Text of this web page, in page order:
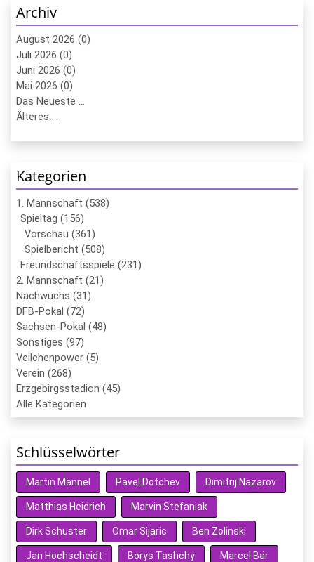
Archiv
August 2026 (0)
Juli 2026 (0)
Juni 2026 (0)
Mai 2026 (0)
Das Neueste ...
Älteres ...
Kategorien
1. Mannschaft (538)
Spieltag (156)
Vorschau (361)
Spielbericht (508)
Freundschaftsspiele (231)
2. Mannschaft (21)
Nachwuchs (31)
DFB-Pokal (72)
Sachsen-Pokal (48)
Sonstiges (97)
Veilchenpower (5)
Verein (268)
Erzgebirgsstadion (45)
Alle Kategorien
Schlüsselwörter
Martin Männel Pavel Dotchev Dimitrij Nazarov
Matthias Heidrich Marvin Stefaniak
Dirk Schuster Omar Sijaric Ben Zolinski
Jan Hochscheidt Borys Tashchy Marcel Bär